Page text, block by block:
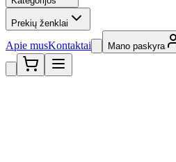
Prekių ženklai
Apie musKontaktai Mano paskyra